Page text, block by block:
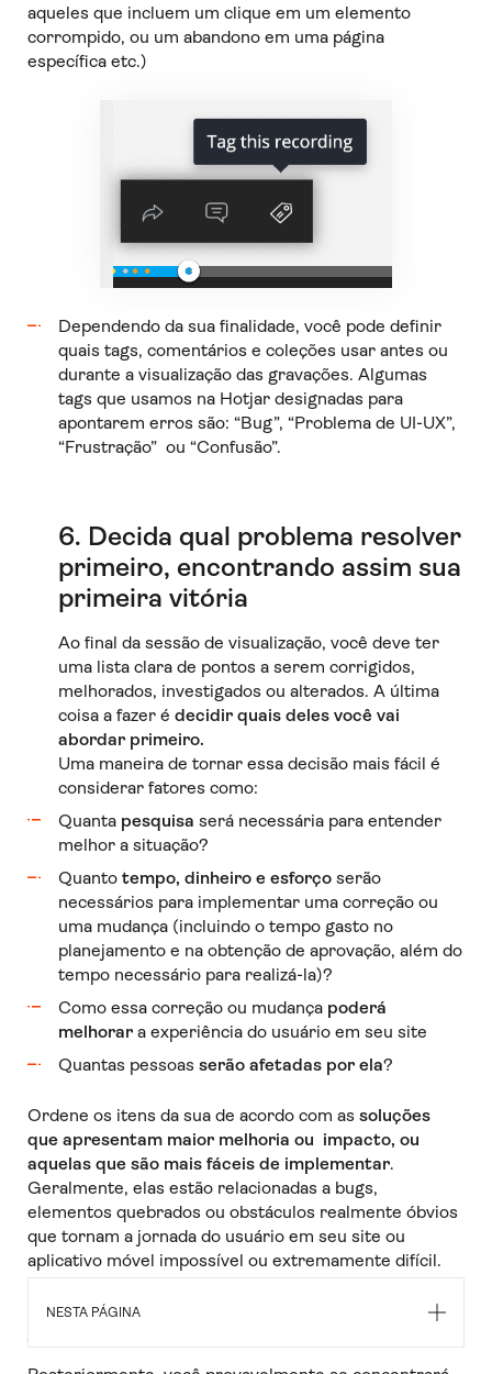
aqueles que incluem um clique em um elemento
corrompido, ou um abandono em uma página
específica etc.)
Dependendo da sua finalidade, você pode definir
quais tags, comentários e coleções usar antes ou
durante a visualização das gravações. Algumas
tags que usamos na Hotjar designadas para
apontarem erros são: “Bug”, “Problema de UI-UX”,
“Frustração” ou “Confusão”.
6. Decida qual problema resolver
primeiro, encontrando assim sua
primeira vitória
Ao final da sessão de visualização, você deve ter
uma lista clara de pontos a serem corrigidos,
melhorados, investigados ou alterados. A última
coisa a fazer é decidir quais deles você vai
abordar primeiro.
Uma maneira de tornar essa decisão mais fácil é
considerar fatores como:
Quanta pesquisa será necessária para entender
melhor a situação?
Quanto tempo, dinheiro e esforçoserão
necessários para implementar uma correção ou
uma mudança (incluindo o tempo gasto no
planejamento e na obtenção de aprovação, além do
tempo necessário para realizá-la)?
Como essa correção ou mudança poderá
melhorara experiência do usuário em seu site
Quantas pessoas serão afetadas por ela?
Ordene os itens da sua de acordo com as soluções
que apresentam maior melhoria ou impacto, ou
aquelas que são mais fáceis de implementar.
Geralmente, elas estão relacionadas a bugs,
elementos quebrados ou obstáculos realmente óbvios
que tornam a jornada do usuário em seu site ou
aplicativo móvel impossível ou extremamente difícil.
impacto naretenção
NESTA PÁGINA